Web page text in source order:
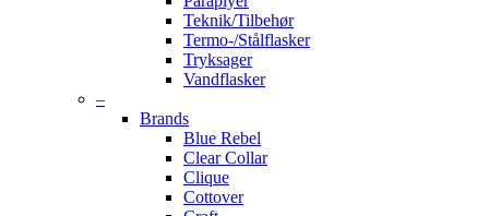
Teknik/Tilbehør
Termo-/Stålflasker
Tryksager
Vandflasker
–
Brands
Blue Rebel
Clear Collar
Clique
Cottover